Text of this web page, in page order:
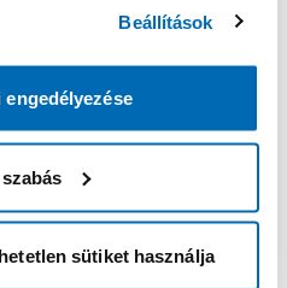
Beállítások
sütiket használja